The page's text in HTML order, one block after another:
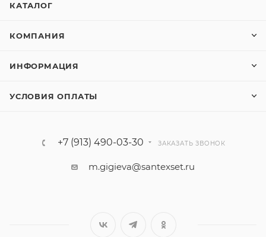
КАТАЛОГ
КОМПАНИЯ
ИНФОРМАЦИЯ
УСЛОВИЯ ОПЛАТЫ
+7 (913) 490-03-30 ЗАКАЗАТЬ ЗВОНОК
m.gigieva@santexset.ru